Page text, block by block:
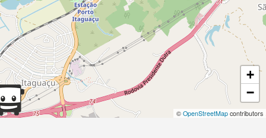
+
−
© OpenStreetMap contributors